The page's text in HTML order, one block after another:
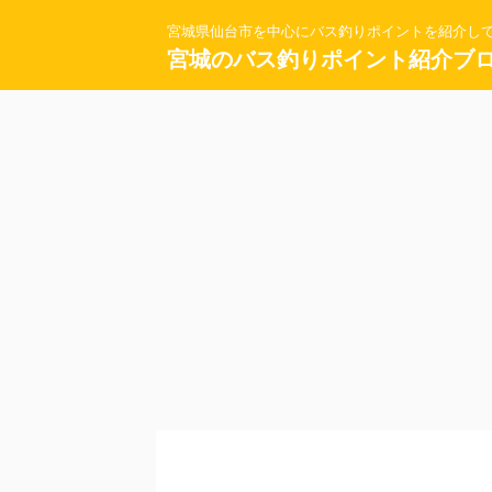
宮城県仙台市を中心にバス釣りポイントを紹介し
宮城のバス釣りポイント紹介ブ